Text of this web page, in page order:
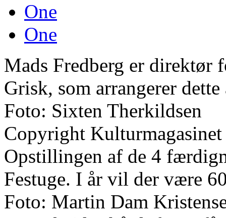
One
One
Mads Fredberg er direktør
Grisk, som arrangerer
Foto: Sixten Therkildsen
Copyright
Opstillingen af de 4
Festuge. I år vil der være
Foto: Martin Dam